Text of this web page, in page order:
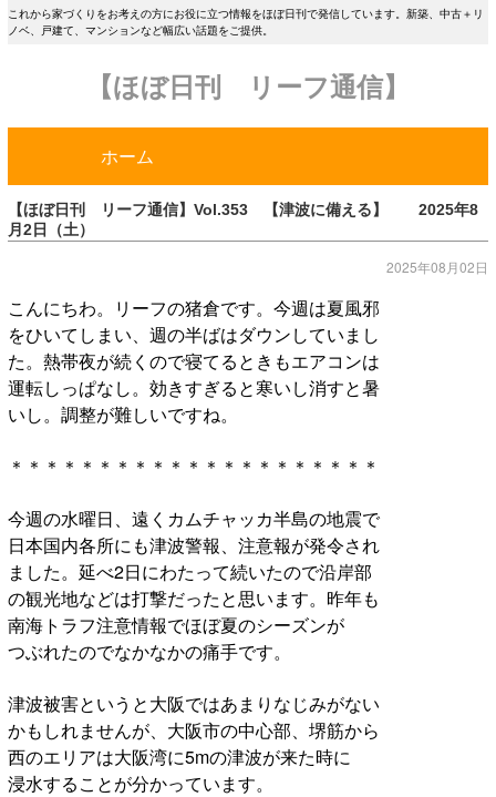
これから家づくりをお考えの方にお役に立つ情報をほぼ日刊で発信しています。新築、中古＋リ
ノベ、戸建て、マンションなど幅広い話題をご提供。
【ほぼ日刊 リーフ通信】
ホーム
【ほぼ日刊 リーフ通信】Vol.353 【津波に備える】 2025年8
月2日（土）
2025年08月02日
こんにちわ。リーフの猪倉です。今週は夏風邪
をひいてしまい、週の半ばはダウンしていまし
た。熱帯夜が続くので寝てるときもエアコンは
運転しっぱなし。効きすぎると寒いし消すと暑
いし。調整が難しいですね。
＊＊＊＊＊＊＊＊＊＊＊＊＊＊＊＊＊＊＊＊＊
今週の水曜日、遠くカムチャッカ半島の地震で
日本国内各所にも津波警報、注意報が発令され
ました。延べ2日にわたって続いたので沿岸部
の観光地などは打撃だったと思います。昨年も
南海トラフ注意情報でほぼ夏のシーズンが
つぶれたのでなかなかの痛手です。
津波被害というと大阪ではあまりなじみがない
かもしれませんが、大阪市の中心部、堺筋から
西のエリアは大阪湾に5mの津波が来た時に
浸水することが分かっています。